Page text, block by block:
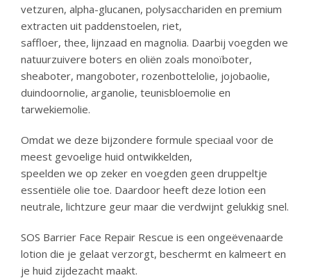
vetzuren, alpha-glucanen, polysacchariden en premium
extracten uit paddenstoelen, riet,
saffloer, thee, lijnzaad en magnolia. Daarbij voegden we
natuurzuivere boters en oliën zoals monoïboter,
sheaboter, mangoboter, rozenbottelolie, jojobaolie,
duindoornolie, arganolie, teunisbloemolie en
tarwekiemolie.
Omdat we deze bijzondere formule speciaal voor de
meest gevoelige huid ontwikkelden,
speelden we op zeker en voegden geen druppeltje
essentiële olie toe. Daardoor heeft deze lotion een
neutrale, lichtzure geur maar die verdwijnt gelukkig snel.
SOS Barrier Face Repair Rescue is een ongeëvenaarde
lotion die je gelaat verzorgt, beschermt en kalmeert en
je huid zijdezacht maakt.